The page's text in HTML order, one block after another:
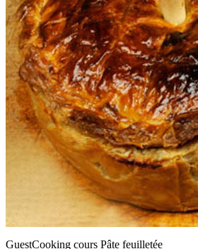
GuestCooking cours Pâte feuilletée